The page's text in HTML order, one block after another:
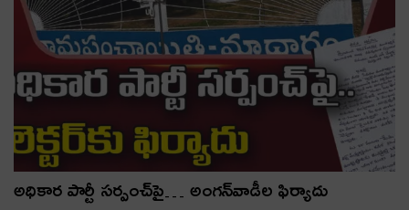
అధికార పార్టీ స‌ర్పంచ్‌పై… అంగ‌న్‌వాడీల ఫిర్యాదు